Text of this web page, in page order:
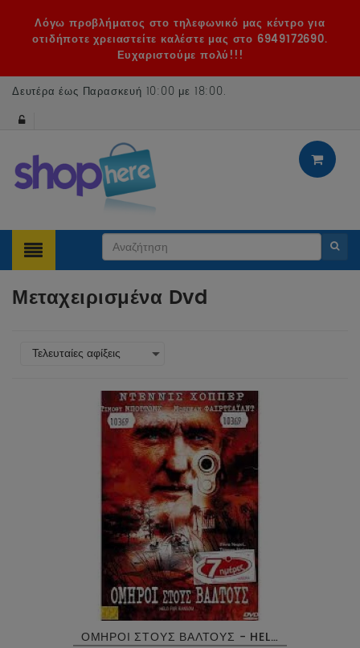
Λόγω προβλήματος στο τηλεφωνικό μας κέντρο για
οτιδήποτε χρειαστείτε καλέστε μας στο 6949172690.
Ευχαριστούμε πολύ!!!
Δευτέρα έως Παρασκευή 10:00 με 18:00.
Μεταχειρισμένα Dvd
ΟΜΗΡΟΙ ΣΤΟΥΣ ΒΑΛΤΟΥΣ - HELD FOR RANSOM DVD USED